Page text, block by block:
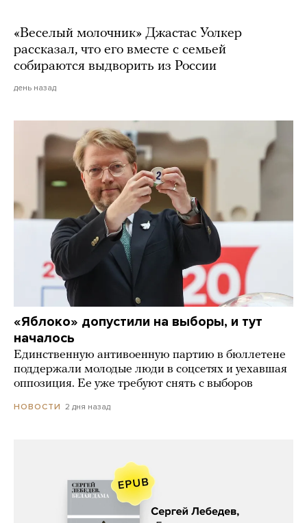
«Веселый молочник» Джастас Уолкер
рассказал, что его вместе с семьей
собираются выдворить из России
день назад
«Яблоко» допустили на выборы, и тут
началось
Единственную антивоенную партию в бюллетене
поддержали молодые люди в соцсетях и уехавшая
оппозиция. Ее уже требуют снять с выборов
НОВОСТИ 2 дня назад